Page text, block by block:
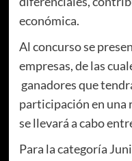
económica.
Al concurso se
empresas, de las
ganadores que
participación en una
se llevará a cabo
Para la categoría